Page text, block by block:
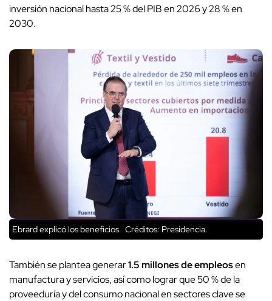
inversión nacional hasta 25 % del PIB en 2026 y 28 % en
2030.
Ebrard explicó los beneficios. Créditos: Presidencia.
También se plantea generar1.5 millones de empleosen
manufactura y servicios, así como lograr que 50 % de la
proveeduría y del consumo nacional en sectores clave se